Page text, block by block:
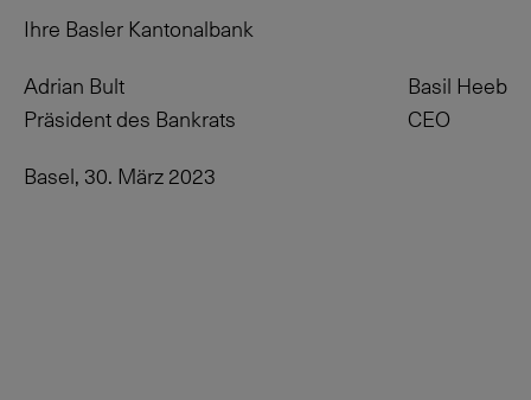
Ihre Basler Kantonalbank
Adrian Bult
Präsident des Bankrats
Basil Heeb
CEO
Basel, 30. März 2023